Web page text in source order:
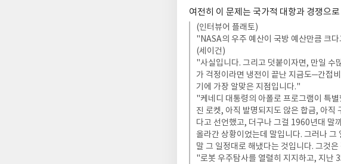
여전히 이 문제는 국가적 대항과 경쟁으
(인터뷰어 플래토)
"NASA의 우주 예산이 국방 예산만큼 크
(세이건)
"사실입니다. 그리고 덧붙이자면, 만일 수
가 걱정이라면 냉전이 끝난 지금도─간접
기에 가장 알맞은 지점입니다."
"케네디 대통령의 아폴로 프로그램이 특
진 로켓, 아직 발명되지도 않은 합금, 아직
다고 선언했고, 더구나 그걸 1960년대 말
올라간 상황이었는데 말입니다. 그러나
말 그 일정대로 해냈다는 것입니다. 그것
"로봇 우주탐사를 열렬히 지지하고, 지난